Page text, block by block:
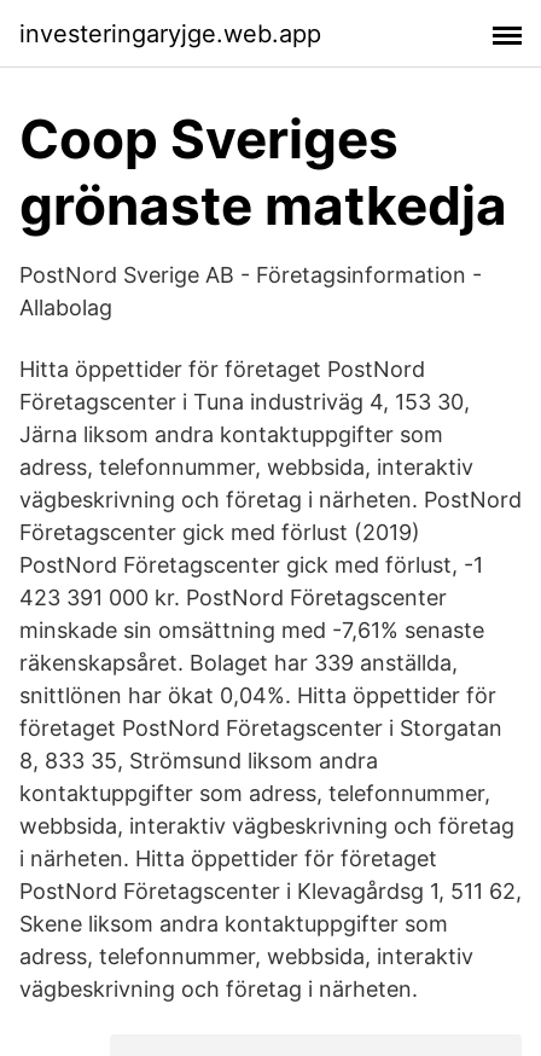
investeringaryjge.web.app
Coop Sveriges
grönaste matkedja
PostNord Sverige AB - Företagsinformation -
Allabolag
Hitta öppettider för företaget PostNord
Företagscenter i Tuna industriväg 4, 153 30,
Järna liksom andra kontaktuppgifter som
adress, telefonnummer, webbsida, interaktiv
vägbeskrivning och företag i närheten. PostNord
Företagscenter gick med förlust (2019)
PostNord Företagscenter gick med förlust, -1
423 391 000 kr. PostNord Företagscenter
minskade sin omsättning med -7,61% senaste
räkenskapsåret. Bolaget har 339 anställda,
snittlönen har ökat 0,04%. Hitta öppettider för
företaget PostNord Företagscenter i Storgatan
8, 833 35, Strömsund liksom andra
kontaktuppgifter som adress, telefonnummer,
webbsida, interaktiv vägbeskrivning och företag
i närheten. Hitta öppettider för företaget
PostNord Företagscenter i Klevagårdsg 1, 511 62,
Skene liksom andra kontaktuppgifter som
adress, telefonnummer, webbsida, interaktiv
vägbeskrivning och företag i närheten.